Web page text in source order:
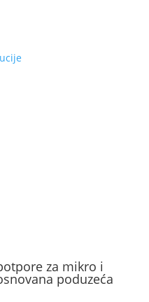
za mikro i
poduzeća